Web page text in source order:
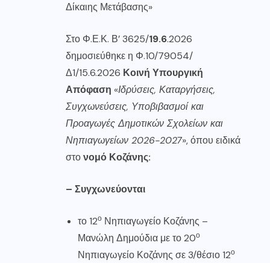
Δίκαιης Μετάβασης»
Στο Φ.Ε.Κ. Β’ 3625/19.6.2026
δημοσιεύθηκε η Φ.10/79054/
Δ1/15.6.2026 Κοινή Υπουργική
Απόφαση «Ιδρύσεις, Καταργήσεις,
Συγχωνεύσεις, Υποβιβασμοί και
Προαγωγές Δημοτικών Σχολείων και
Νηπιαγωγείων 2026-2027», όπου ειδικά
στονομό Κοζάνης:
– Συγχωνεύονται
το 12ο Νηπιαγωγείο Κοζάνης –
Μανώλη Δημούδια με το 20ο
Νηπιαγωγείο Κοζάνης σε 3/θέσιο 12ο